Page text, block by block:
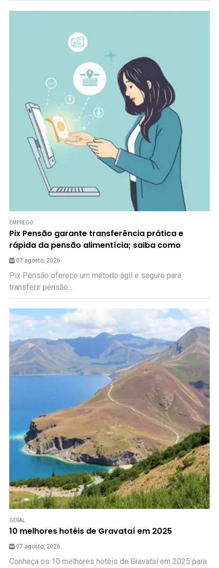
EMPREGO
Pix Pensão garante transferência prática e
rápida da pensão alimentícia; saiba como
07 agosto, 2026
Pix Pensão oferece um método ágil e seguro para
transferir pensão...
GERAL
10 melhores hotéis de Gravataí em 2025
07 agosto, 2026
Conheça os 10 melhores hotéis de Gravataí em 2025 para